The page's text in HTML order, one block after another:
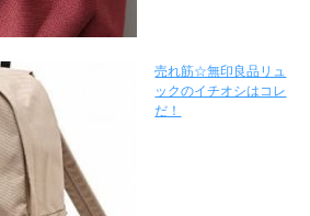
売れ筋☆無印良品リュ
ックのイチオシはコレ
だ！